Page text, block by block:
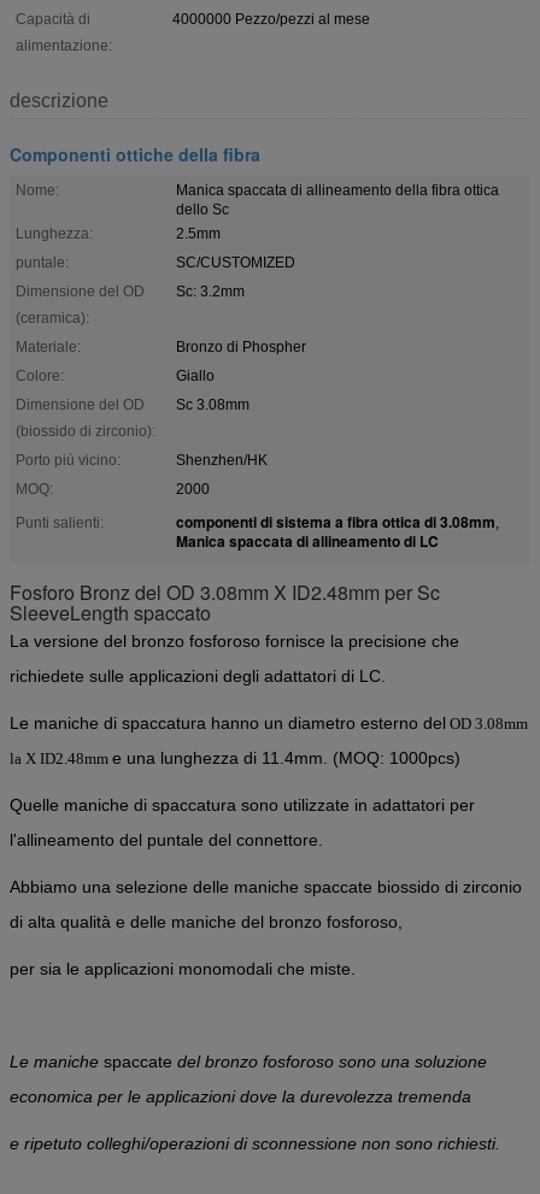
Capacità di
alimentazione:
4000000 Pezzo/pezzi al mese
descrizione
Componenti ottiche della fibra
Nome:
Manica spaccata di allineamento della fibra ottica
dello Sc
Lunghezza:
2.5mm
puntale:
SC/CUSTOMIZED
Dimensione del OD
(ceramica):
Sc: 3.2mm
Materiale:
Bronzo di Phospher
Colore:
Giallo
Dimensione del OD
(biossido di zirconio):
Sc 3.08mm
Porto più vicino:
Shenzhen/HK
MOQ:
2000
Punti salienti:
componenti di sistema a fibra ottica di 3.08mm,
Manica spaccata di allineamento di LC
Fosforo Bronz del OD 3.08mm X ID2.48mm per Sc
SleeveLength spaccato
La versione del bronzo fosforoso fornisce la precisione che
richiedete sulle applicazioni degli adattatori di LC.
Le maniche di spaccatura hanno un diametro esterno del OD 3.08mm
la X ID2.48mm e una lunghezza di 11.4mm. (MOQ: 1000pcs)
Quelle maniche di spaccatura sono utilizzate in adattatori per
l'allineamento del puntale del connettore.
Abbiamo una selezione delle maniche spaccate biossido di zirconio
di alta qualità e delle maniche del bronzo fosforoso,
per sia le applicazioni monomodali che miste.
Le maniche spaccate del bronzo fosforoso sono una soluzione
economica per le applicazioni dove la durevolezza tremenda
e ripetuto colleghi/operazioni di sconnessione non sono richiesti.